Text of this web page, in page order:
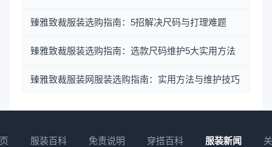
臻雅致裁服装选购指南：5招解决尺码与打理难题
臻雅致裁服装选购指南：选款尺码维护5大实用方法
臻雅致裁服装网服装选购指南：实用方法与维护技巧
服装百科 免责说明 穿搭百科 服装新闻